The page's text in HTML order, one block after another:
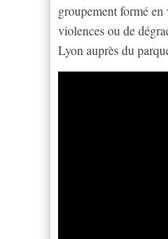
groupement formé
violences ou de
Lyon auprès du